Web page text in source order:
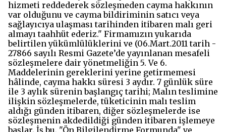
hizmeti reddederek sözleşmeden cayma hakkının
var olduğunu ve cayma bildiriminin satıcı veya
sağlayıcıya ulaşması tarihinden itibaren malı geri
almayı taahhüt ederiz." Firmamızın yukarıda
belirtilen yükümlülüklerini ve (06.Mart.2011 tarih -
27866 sayılı Resmi Gazete’de yayınlanan mesafeli
sözleşmelere dair yönetmeliğin 5. Ve 6.
Maddelerinin gereklerini yerine getirmemesi
hâlinde, cayma hakkı süresi 3 aydır. 7 günlük süre
ile 3 aylık sürenin başlangıç tarihi; Malın teslimine
ilişkin sözleşmelerde, tüketicinin malı teslim
aldığı günden itibaren, diğer sözleşmelerde ise
sözleşmenin akdedildiği günden itibaren işlemeye
başlar. İş bu, "Ön Bilgilendirme Formunda" ve